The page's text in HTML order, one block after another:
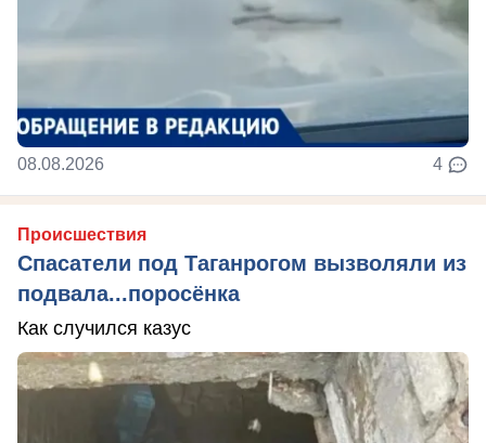
08.08.2026 4
Происшествия
Спасатели под Таганрогом вызволяли из
подвала...поросёнка
Как случился казус